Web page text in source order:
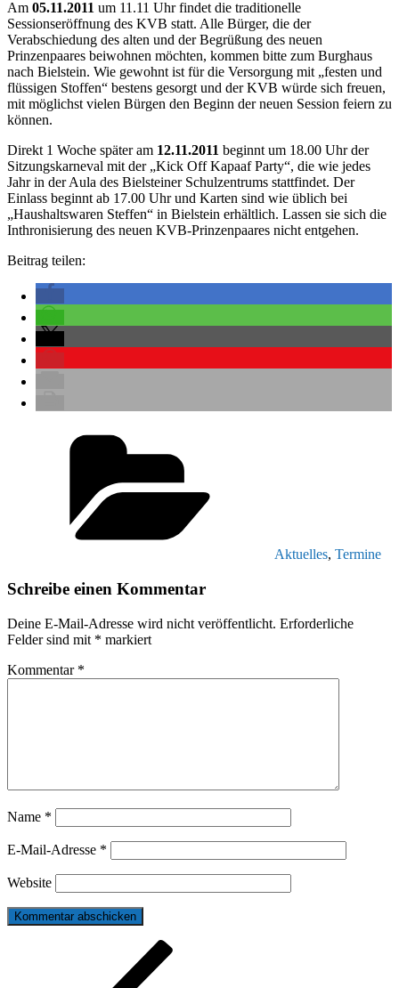
Am 05.11.2011 um 11.11 Uhr findet die traditionelle
Sessionseröffnung des KVB statt. Alle Bürger, die der
Verabschiedung des alten und der Begrüßung des neuen
Prinzenpaares beiwohnen möchten, kommen bitte zum Burghaus
nach Bielstein. Wie gewohnt ist für die Versorgung mit „festen und
flüssigen Stoffen“ bestens gesorgt und der KVB würde sich freuen,
mit möglichst vielen Bürgen den Beginn der neuen Session feiern zu
können.
Direkt 1 Woche später am 12.11.2011 beginnt um 18.00 Uhr der
Sitzungskarneval mit der „Kick Off Kapaaf Party“, die wie jedes
Jahr in der Aula des Bielsteiner Schulzentrums stattfindet. Der
Einlass beginnt ab 17.00 Uhr und Karten sind wie üblich bei
„Haushaltswaren Steffen“ in Bielstein erhältlich. Lassen sie sich die
Inthronisierung des neuen KVB-Prinzenpaares nicht entgehen.
Beitrag teilen:
Aktuelles, Termine
Schreibe einen Kommentar
Deine E-Mail-Adresse wird nicht veröffentlicht. Erforderliche
Felder sind mit * markiert
Kommentar *
Name *
E-Mail-Adresse *
Website
Beitragsnavigation